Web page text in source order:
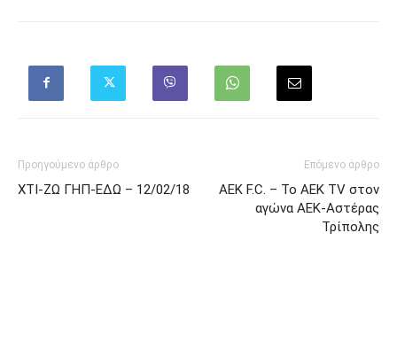
Προηγούμενο άρθρο
ΧΤΙ-ΖΩ ΓΗΠ-ΕΔΩ – 12/02/18
Επόμενο άρθρο
AEK F.C. – To AEK TV στον
αγώνα ΑΕΚ-Αστέρας
Τρίπολης